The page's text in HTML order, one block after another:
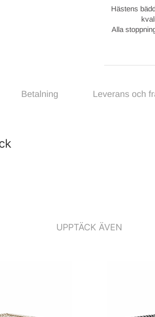
Hästens
Alla
Betalning Leverans och
UPPTÄCK ÄVEN